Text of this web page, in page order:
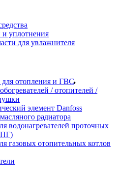
уплотнения
для увлажнителя
отопления и ГВС
/ отопителей /
элемент Danfoss
радиатора
водонагревателей проточных
газовых отопительных котлов